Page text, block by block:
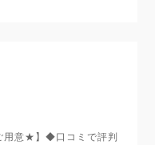
用意★】◆口コミで評判